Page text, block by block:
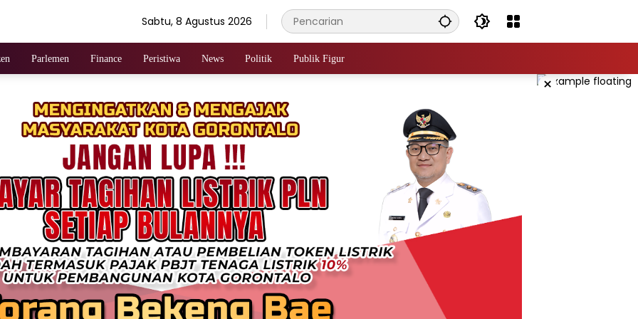
Sabtu, 8 Agustus 2026
Parlemen Finance Peristiwa News Politik Publik Figur
×